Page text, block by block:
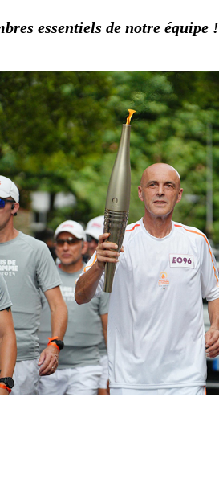
essentiels de notre équipe !